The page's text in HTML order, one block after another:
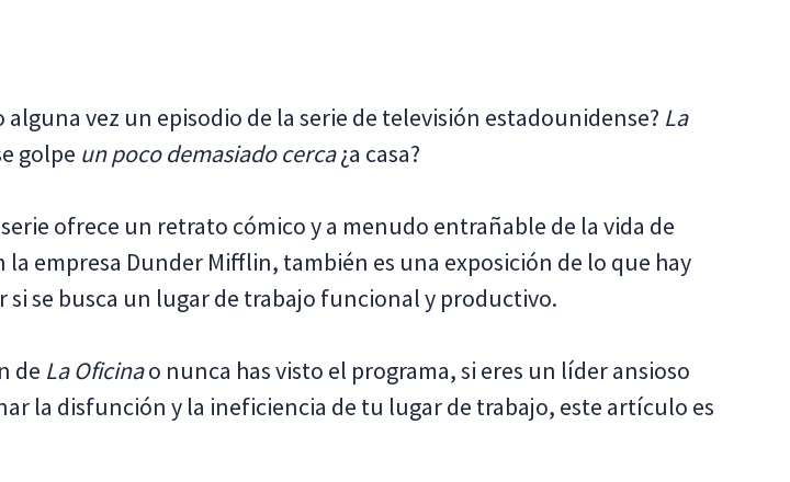
alguna vez un episodio de la serie de televisión estadounidense? La
golpe un poco demasiado cerca¿a casa?
ofrece un retrato cómico y a menudo entrañable de la vida de
la empresa Dunder Mifflin, también es una exposición de lo que hay
si se busca un lugar de trabajo funcional y productivo.
de La Oficinao nunca has visto el programa, si eres un líder ansioso
la disfunción y la ineficiencia de tu lugar de trabajo, este artículo es